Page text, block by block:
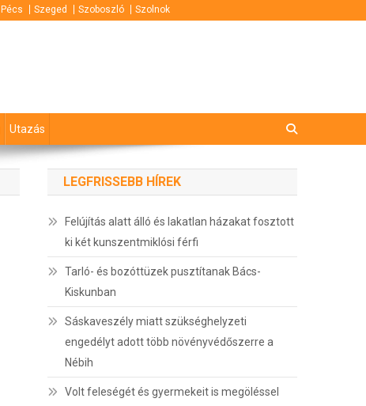
Pécs Szeged Szoboszló Szolnok
Utazás
LEGFRISSEBB HÍREK
Felújítás alatt álló és lakatlan házakat fosztott
ki két kunszentmiklósi férfi
Tarló- és bozóttüzek pusztítanak Bács-
Kiskunban
Sáskaveszély miatt szükséghelyzeti
engedélyt adott több növényvédőszerre a
Nébih
Volt feleségét és gyermekeit is megöléssel